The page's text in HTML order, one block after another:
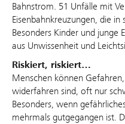
Bahnstrom. 51 Unfälle mit
Eisenbahnkreuzungen, die
Besonders Kinder und junge
aus Unwissenheit und
Riskiert, riskiert…
Menschen können
widerfahren sind, oft nur
Besonders, wenn
mehrmals gutgegangen ist.